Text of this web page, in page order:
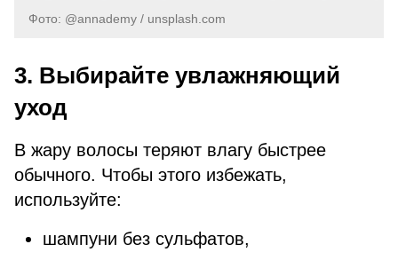
Фото: @annademy / unsplash.com
3. Выбирайте увлажняющий
уход
В жару волосы теряют влагу быстрее
обычного. Чтобы этого избежать,
используйте:
шампуни без сульфатов,